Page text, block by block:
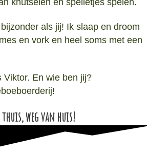
als jij! Ik slaap en droom
en vork en heel soms met een
Viktor. En wie ben jij?
weg van huis!